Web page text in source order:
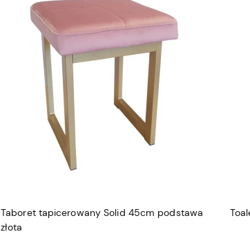
Taboret tapicerowany Solid 45cm podstawa
złota